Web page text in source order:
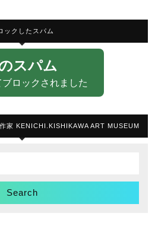
ックしたスパム
スパム
ロックされました
家 KENICHI.KISHIKAWA ART MUSEUM